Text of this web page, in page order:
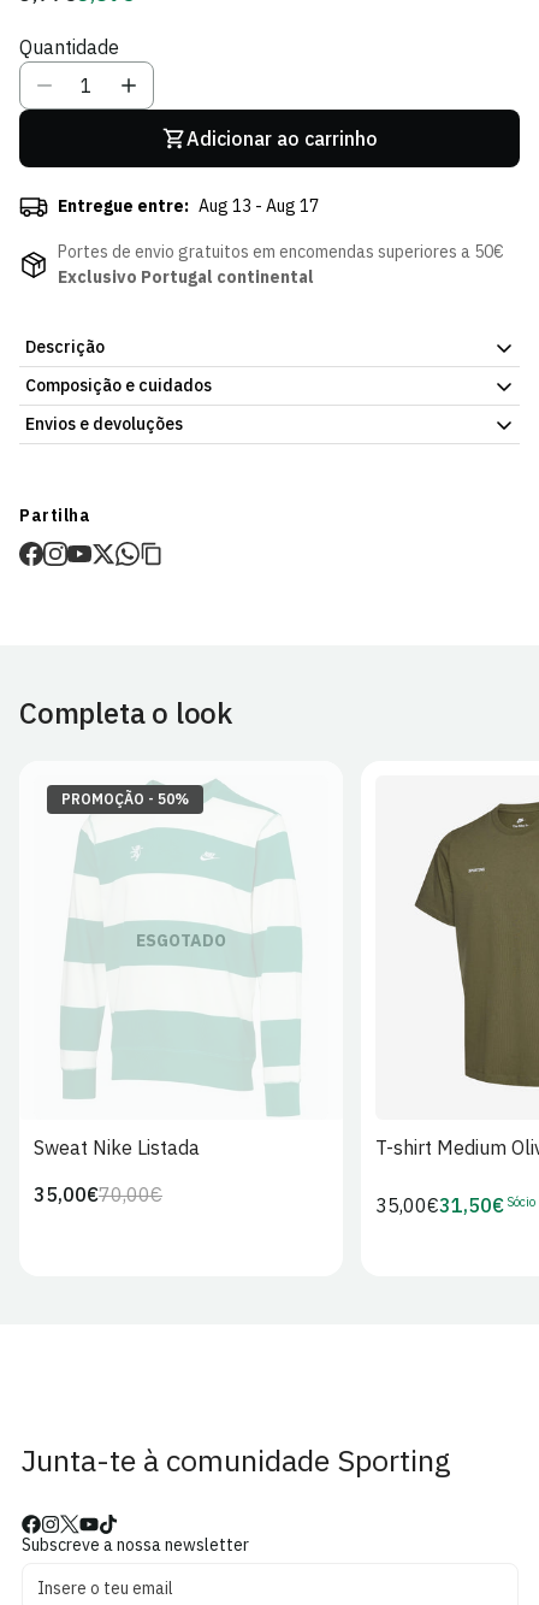
Sócio
Quantidade
Adicionar ao carrinho
Entregue entre: Aug 13 - Aug 17
Portes de envio gratuitos em encomendas superiores a 50€
Exclusivo Portugal continental
Descrição
Pin metálico com o emblema oficial do Sporting CP. Um acessório
discreto e elegante para mostrares o teu orgulho leão em
qualquer ocasião, no casaco, na mochila ou onde quiseres.
começares a tua coleção de pins do clube.
Composição e cuidados
Envios e devoluções
Prazo estimado de entrega varia consoante o destino e método
de envio.
Artigos personalizados não podem ser devolvidos.
de EnvioeDevoluções
Partilha
Completa o look
PROMOÇÃO - 50%
ESGOTADO
Sweat Nike Listada
Preço
70,00€Preço
35,00€
T-shirt Medium
Preço
35,00€Preço
31,50€ Sócio
Junta-te à comunidade Sporting
Subscreve a nossa newsletter